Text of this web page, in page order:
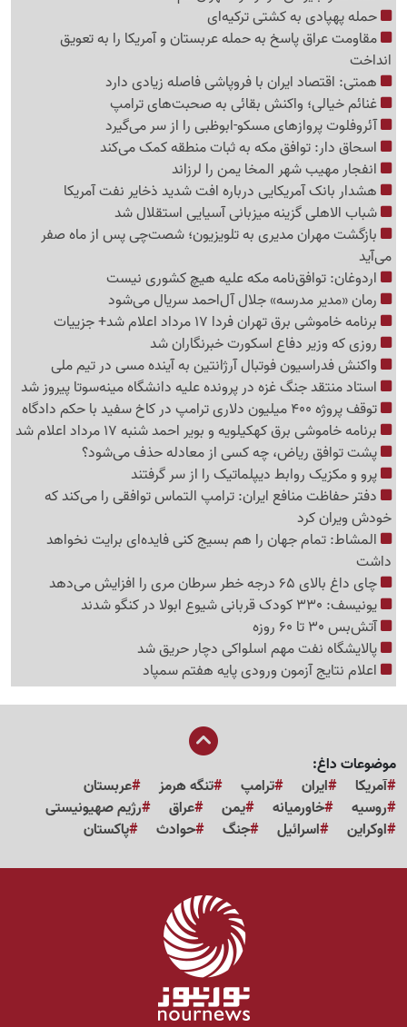
حمله پهپادی به کشتی ترکیه‌ای
مقاومت عراق پاسخ به حمله عربستان و آمریکا را به تعویق
انداخت
همتی: اقتصاد ایران با فروپاشی فاصله زیادی دارد
غنائم خیالی؛ واکنش بقائی به صحبت‌های ترامپ
آئروفلوت پروازهای مسکو-ابوظبی را از سر می‌گیرد
اسحاق دار: توافق مکه به ثبات منطقه کمک می‌کند
انفجار مهیب شهر المخا یمن را لرزاند
هشدار بانک آمریکایی درباره افت شدید ذخایر نفت آمریکا
شباب الاهلی گزینه میزبانی آسیایی استقلال شد
بازگشت مهران مدیری به تلویزیون؛ شصت‌چی پس از ماه صفر
می‌آید
اردوغان: توافق‌نامه مکه علیه هیچ کشوری نیست
رمان «مدیر مدرسه» جلال آل‌احمد سریال می‌شود
برنامه خاموشی برق تهران فردا 17 مرداد اعلام شد+ جزییات
روزی که وزیر دفاع اسکورت خبرنگاران شد
واکنش فدراسیون فوتبال آرژانتین به آینده مسی در تیم ملی
استاد منتقد جنگ غزه در پرونده علیه دانشگاه مینه‌سوتا پیروز شد
توقف پروژه 400 میلیون دلاری ترامپ در کاخ سفید با حکم دادگاه
برنامه خاموشی برق کهکیلویه و بویر احمد شنبه 17 مرداد اعلام شد
پشت توافق ریاض، چه کسی از معادله حذف می‌شود؟
پرو و مکزیک روابط دیپلماتیک را از سر گرفتند
دفتر حفاظت منافع ایران: ترامپ التماس توافقی را می‌کند که
خودش ویران کرد
المشاط: تمام جهان را هم بسیج کنی فایده‌ای برایت نخواهد
داشت
چای داغ بالای 65 درجه خطر سرطان مری را افزایش می‌دهد
یونیسف: 330 کودک قربانی شیوع ابولا در کنگو شدند
آتش‌بس 30 تا 60 روزه
پالایشگاه نفت مهم اسلواکی دچار حریق شد
اعلام نتایج آزمون ورودی پایه هفتم سمپاد
موضوعات داغ:
آمریکا
ایران ترامپ تنگه هرمز
عربستان
روسیه
خاورمیانه یمن عراق
رژیم صهیونیستی
اوکراین
اسرائیل جنگ حوادث پاکستان